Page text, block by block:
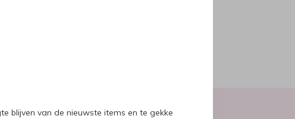
blijven van de nieuwste items en te gekke